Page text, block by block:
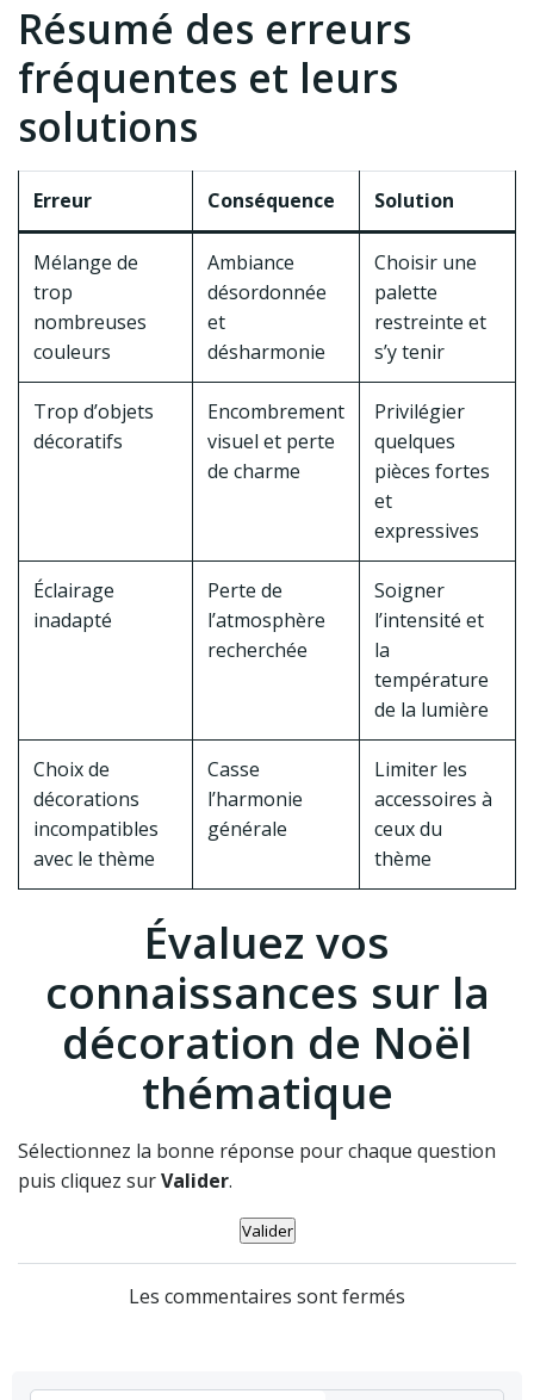
Résumé des erreurs
fréquentes et leurs
solutions
Erreur Conséquence Solution
Mélange de
trop
nombreuses
couleurs
Ambiance
désordonnée
et
désharmonie
Choisir une
palette
restreinte et
s’y tenir
Trop d’objets
décoratifs
Encombrement
visuel et perte
de charme
Privilégier
quelques
pièces fortes
et
expressives
Éclairage
inadapté
Perte de
l’atmosphère
recherchée
Soigner
l’intensité et
la
température
de la lumière
Choix de
décorations
incompatibles
avec le thème
Casse
l’harmonie
générale
Limiter les
accessoires à
ceux du
thème
Évaluez vos
connaissances sur la
décoration de Noël
thématique
Sélectionnez la bonne réponse pour chaque question
puis cliquez surValider.
Valider
Les commentaires sont fermés